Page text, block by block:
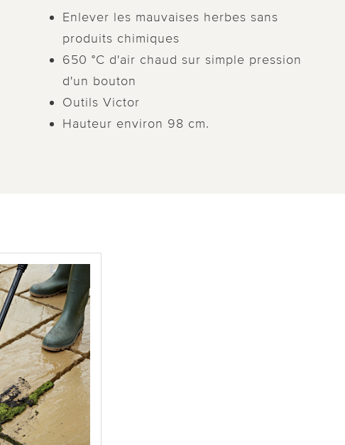
Enlever les mauvaises herbes sans
produits chimiques
650 °C d'air chaud sur simple pression
d'un bouton
Outils Victor
Hauteur environ 98 cm.